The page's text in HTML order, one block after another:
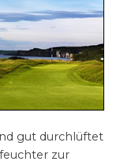
gut durchlüftet
zur